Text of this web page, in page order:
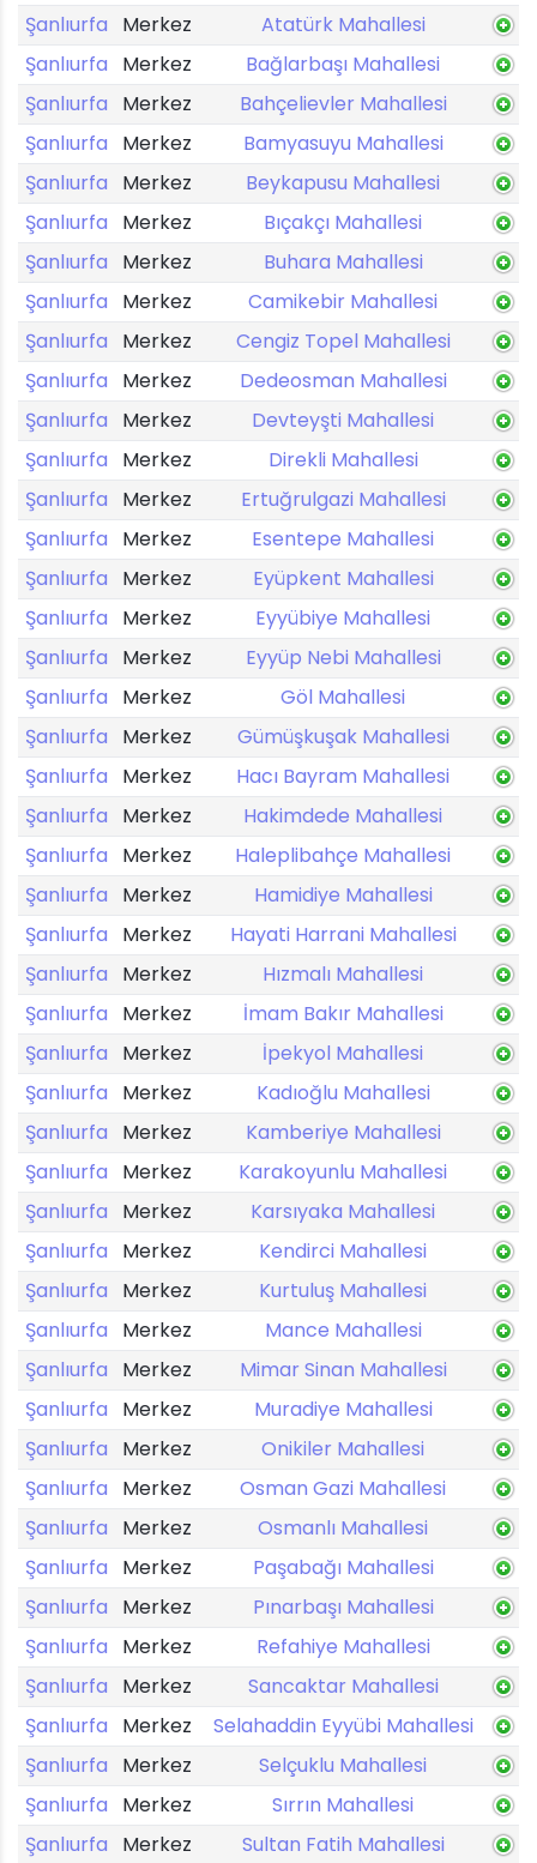
Şanlıurfa
Merkez
Atatürk Mahallesi
Şanlıurfa
Merkez
Bağlarbaşı Mahallesi
Şanlıurfa
Merkez
Bahçelievler Mahallesi
Şanlıurfa
Merkez
Bamyasuyu Mahallesi
Şanlıurfa
Merkez
Beykapusu Mahallesi
Şanlıurfa
Merkez
Bıçakçı Mahallesi
Şanlıurfa
Merkez
Buhara Mahallesi
Şanlıurfa
Merkez
Camikebir Mahallesi
Şanlıurfa
Merkez
Cengiz Topel Mahallesi
Şanlıurfa
Merkez
Dedeosman Mahallesi
Şanlıurfa
Merkez
Devteyşti Mahallesi
Şanlıurfa
Merkez
Direkli Mahallesi
Şanlıurfa
Merkez
Ertuğrulgazi Mahallesi
Şanlıurfa
Merkez
Esentepe Mahallesi
Şanlıurfa
Merkez
Eyüpkent Mahallesi
Şanlıurfa
Merkez
Eyyübiye Mahallesi
Şanlıurfa
Merkez
Eyyüp Nebi Mahallesi
Şanlıurfa
Merkez
Göl Mahallesi
Şanlıurfa
Merkez
Gümüşkuşak Mahallesi
Şanlıurfa
Merkez
Hacı Bayram Mahallesi
Şanlıurfa
Merkez
Hakimdede Mahallesi
Şanlıurfa
Merkez
Haleplibahçe Mahallesi
Şanlıurfa
Merkez
Hamidiye Mahallesi
Şanlıurfa
Merkez
Hayati Harrani Mahallesi
Şanlıurfa
Merkez
Hızmalı Mahallesi
Şanlıurfa
Merkez
İmam Bakır Mahallesi
Şanlıurfa
Merkez
İpekyol Mahallesi
Şanlıurfa
Merkez
Kadıoğlu Mahallesi
Şanlıurfa
Merkez
Kamberiye Mahallesi
Şanlıurfa
Merkez
Karakoyunlu Mahallesi
Şanlıurfa
Merkez
Karsıyaka Mahallesi
Şanlıurfa
Merkez
Kendirci Mahallesi
Şanlıurfa
Merkez
Kurtuluş Mahallesi
Şanlıurfa
Merkez
Mance Mahallesi
Şanlıurfa
Merkez
Mimar Sinan Mahallesi
Şanlıurfa
Merkez
Muradiye Mahallesi
Şanlıurfa
Merkez
Onikiler Mahallesi
Şanlıurfa
Merkez
Osman Gazi Mahallesi
Şanlıurfa
Merkez
Osmanlı Mahallesi
Şanlıurfa
Merkez
Paşabağı Mahallesi
Şanlıurfa
Merkez
Pınarbaşı Mahallesi
Şanlıurfa
Merkez
Refahiye Mahallesi
Şanlıurfa
Merkez
Sancaktar Mahallesi
Şanlıurfa
Merkez
Selahaddin Eyyübi Mahallesi
Şanlıurfa
Merkez
Selçuklu Mahallesi
Şanlıurfa
Merkez
Sırrın Mahallesi
Şanlıurfa
Merkez
Sultan Fatih Mahallesi